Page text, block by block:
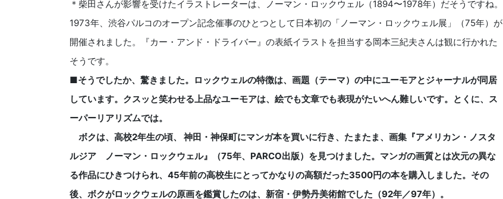
＊柴田さんが影響を受けたイラストレーターは、ノーマン・ロックウェル（1894〜1978年）だそうですね。
1973年、渋谷パルコのオープン記念催事のひとつとして日本初の「ノーマン・ロックウェル展」（75年）が
開催されました。『カー・アンド・ドライバー』の表紙イラストを担当する岡本三紀夫さんは観に行かれた
そうです。
■そうでしたか、驚きました。ロックウェルの特徴は、画題（テーマ）の中にユーモアとジャーナルが同居
しています。クスッと笑わせる上品なユーモアは、絵でも文章でも表現がたいへん難しいです。とくに、ス
ーパーリアリズムでは。
ボクは、高校2年生の頃、 神田・神保町にマンガ本を買いに行き、たまたま、画集『アメリカン・ノスタ
ルジア ノーマン・ロックウェル』（75年、PARCO出版）を見つけました。マンガの画質とは次元の異な
る作品にひきつけられ、45年前の高校生にとってかなりの高額だった3500円の本を購入しました。その
後、ボクがロックウェルの原画を鑑賞したのは、新宿・伊勢丹美術館でした（92年／97年）。